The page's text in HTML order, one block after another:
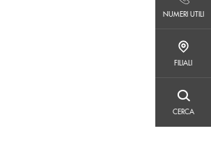
NUMERI UTILI
FILIALI
CERCA